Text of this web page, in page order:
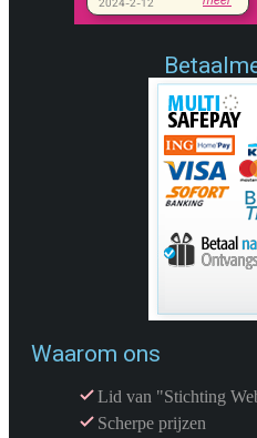
Waarom ons
Lid van "Stichting
Scherpe prijzen